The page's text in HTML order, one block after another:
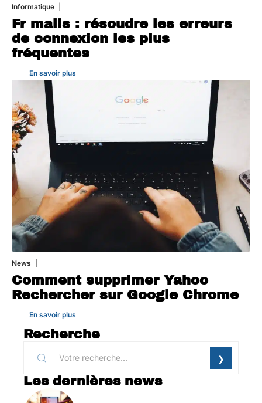
Informatique
Fr mails : résoudre les erreurs
de connexion les plus
fréquentes
En savoir plus
News
Comment supprimer Yahoo
Rechercher sur Google Chrome
En savoir plus
Recherche
Les dernières news